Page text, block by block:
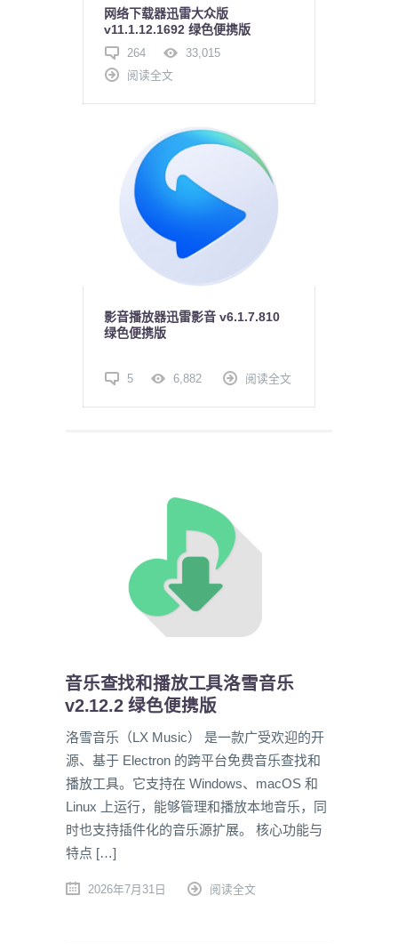
网络下载器迅雷大众版
v11.1.12.1692 绿色便携版
264
33,015
阅读全文
影音播放器迅雷影音 v6.1.7.810
绿色便携版
5 6,882 阅读全文
音乐查找和播放工具洛雪音乐
v2.12.2 绿色便携版
洛雪音乐（LX Music） 是一款广受欢迎的开
源、基于 Electron 的跨平台免费音乐查找和
播放工具。它支持在 Windows、macOS 和
Linux 上运行，能够管理和播放本地音乐，同
时也支持插件化的音乐源扩展。 核心功能与
特点 […]
2026年7月31日 阅读全文